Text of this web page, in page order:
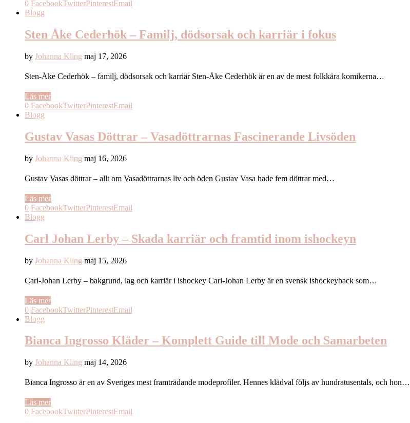
0 FacebookTwitterPinterestEmail
Blogg
Sten Åke Cederhök – Familj, dödsorsak och karriär i fokus
by Johanna Kling maj 17, 2026
Sten-Åke Cederhök – familj, dödsorsak och karriär Sten-Åke Cederhök är en av de mest folkkära komikerna…
Läs mer
0 FacebookTwitterPinterestEmail
Blogg
Gustav Vasas Döttrar – Vasadöttrarnas Fascinerande Livsöden
by Johanna Kling maj 16, 2026
Gustav Vasas döttrar – allt om Vasadöttrarnas liv och öden Gustav Vasa hade fem döttrar med…
Läs mer
0 FacebookTwitterPinterestEmail
Blogg
Carl Johan Lerby – Skada karriär och framtid inom ishockeyn
by Johanna Kling maj 15, 2026
Carl-Johan Lerby – bakgrund, lag och karriär i ishockey Carl-Johan Lerby är en svensk ishockeyback som…
Läs mer
0 FacebookTwitterPinterestEmail
Blogg
Bianca Ingrosso Kläder – Komplett Guide till Mode och Samarbeten
by Johanna Kling maj 14, 2026
Bianca Ingrosso är en av Sveriges mest framträdande modeprofiler. Hennes klädval följs av hundratusentals, och hon…
Läs mer
0 FacebookTwitterPinterestEmail